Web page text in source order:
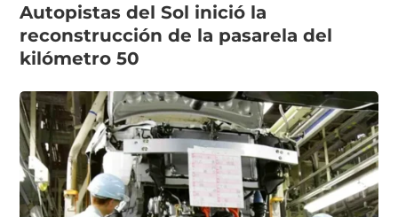
Autopistas del Sol inició la
reconstrucción de la pasarela del
kilómetro 50